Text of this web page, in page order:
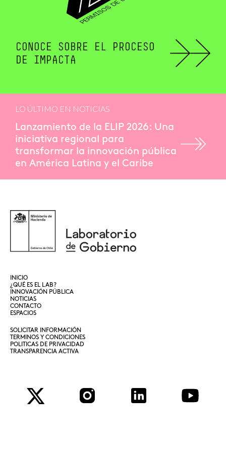
CONOCE SOBRE EL PROCESO
DE IMPACTA
LO ÚLTIMO EN NOTICIAS
Lanzamiento de la ELIP 2026: Una
iniciativa regional para
transformar la innovación pública
en América Latina y el Caribe
INICIO
¿QUÉ ES EL LAB?
INNOVACIÓN PÚBLICA
NOTICIAS
CONTACTO
ESPACIOS
SOLICITAR INFORMACIÓN
TERMINOS Y CONDICIONES
POLITICAS DE PRIVACIDAD
TRANSPARENCIA ACTIVA